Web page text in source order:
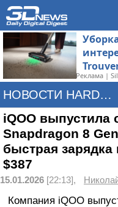
Реклама |
НОВОСТИ HARDWARE
iQOO
Snapdragon 8
быстрая зарядка
$387
15.01.2026 [22:13],
Компания iQOO